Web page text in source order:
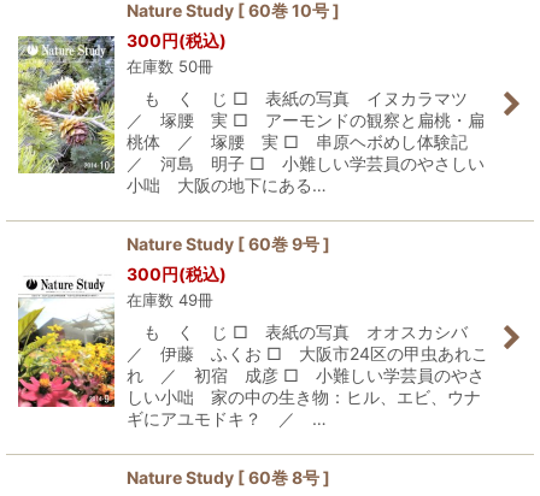
Nature Study [ 60巻 10号 ]
300円(税込)
在庫数 50冊
も く じ □ 表紙の写真 イヌカラマツ
／ 塚腰 実 □ アーモンドの観察と扁桃・扁
桃体 ／ 塚腰 実 □ 串原ヘボめし体験記
／ 河島 明子 □ 小難しい学芸員のやさしい
小咄 大阪の地下にある…
Nature Study [ 60巻 9号 ]
300円(税込)
在庫数 49冊
も く じ □ 表紙の写真 オオスカシバ
／ 伊藤 ふくお □ 大阪市24区の甲虫あれこ
れ ／ 初宿 成彦 □ 小難しい学芸員のやさ
しい小咄 家の中の生き物：ヒル、エビ、ウナ
ギにアユモドキ？ ／ …
Nature Study [ 60巻 8号 ]